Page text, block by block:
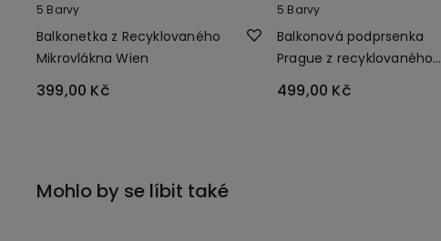
5 Barvy
Balkonetka z Recyklovaného
Mikrovlákna Wien
399,00 Kč
5 Barvy
Balkonová podprsenka
Prague z recyklovaného
499,00 Kč
Mohlo by se líbit také